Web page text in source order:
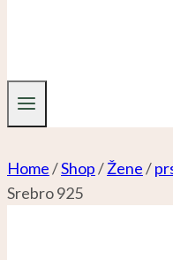
Home/Shop/Žene/
Srebro 925